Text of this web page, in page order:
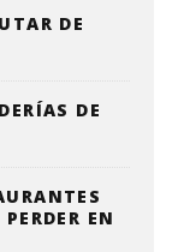
DE
DE
EN